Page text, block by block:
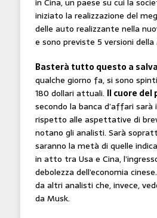
iniziato la realizzazione del
delle auto realizzante nella
e sono previste 5 versioni
Basterà tutto questo a
qualche giorno fa, si sono
180 dollari attuali. Il cuore
secondo la banca d’affari
rispetto alle aspettative di
notano gli analisti. Sarà
saranno la metà di quelle
in atto tra Usa e Cina,
debolezza dell’economia
da altri analisti che, invece,
da Musk.